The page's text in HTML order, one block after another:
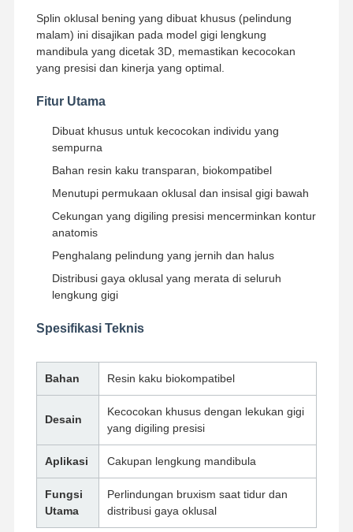
Rumah
Pabrik
Sekarang
Gigi Palsu Keramik
Splin oklusal bening yang dibuat khusus (pelindung
malam) ini disajikan pada model gigi lengkung
mandibula yang dicetak 3D, memastikan kecocokan
yang presisi dan kinerja yang optimal.
Fitur Utama
Dibuat khusus untuk kecocokan individu yang
sempurna
Bahan resin kaku transparan, biokompatibel
Menutupi permukaan oklusal dan insisal gigi bawah
Cekungan yang digiling presisi mencerminkan kontur
anatomis
Penghalang pelindung yang jernih dan halus
Distribusi gaya oklusal yang merata di seluruh
lengkung gigi
Spesifikasi Teknis
Bahan Resin kaku biokompatibel
Desain
Kecocokan khusus dengan lekukan gigi
yang digiling presisi
Aplikasi Cakupan lengkung mandibula
Fungsi
Utama
Perlindungan bruxism saat tidur dan
distribusi gaya oklusal